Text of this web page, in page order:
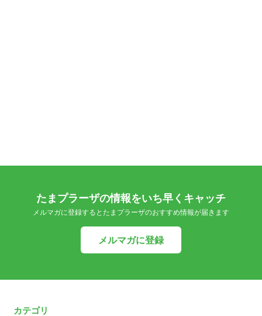
たまプラーザの情報をいち早くキャッチ
メルマガに登録するとたまプラーザのおすすめ情報が届きます
メルマガに登録
カテゴリ